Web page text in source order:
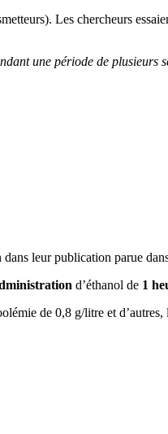
Les chercheurs
une période de plusieurs
leur publication parue
d’éthanol de 1
de 0,8 g/litre et